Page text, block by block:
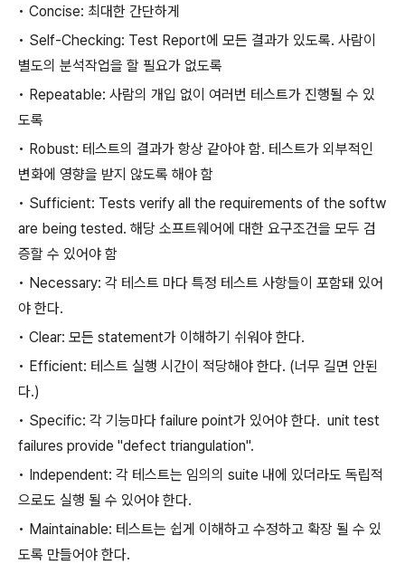
• Concise: 최대한 간단하게
• Self-Checking: Test Report에 모든 결과가 있도록. 사람이
별도의 분석작업을 할 필요가 없도록
• Repeatable: 사람의 개입 없이 여러번 테스트가 진행될 수 있
도록
• Robust: 테스트의 결과가 항상 같아야 함. 테스트가 외부적인
변화에 영향을 받지 않도록 해야 함
• Sufficient: Tests verify all the requirements of the softw
are being tested. 해당 소프트웨어에 대한 요구조건을 모두 검
증할 수 있어야 함
• Necessary: 각 테스트 마다 특정 테스트 사항들이 포함돼 있어
야 한다.
• Clear: 모든 statement가 이해하기 쉬워야 한다.
• Efficient: 테스트 실행 시간이 적당해야 한다. (너무 길면 안된
다.)
• Specific: 각 기능마다 failure point가 있어야 한다. unit test
failures provide "defect triangulation".
• Independent: 각 테스트는 임의의 suite 내에 있더라도 독립적
으로도 실행 될 수 있어야 한다.
• Maintainable: 테스트는 쉽게 이해하고 수정하고 확장 될 수 있
도록 만들어야 한다.